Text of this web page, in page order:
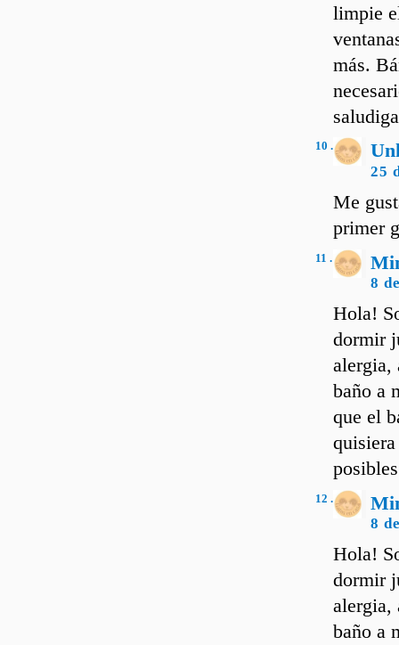
limpie
más.
10 .
25
Me
primer
11 .
8
Hola!
dormir
alergia,
baño a
que el
12 .
8
Hola!
dormir
alergia,
baño a